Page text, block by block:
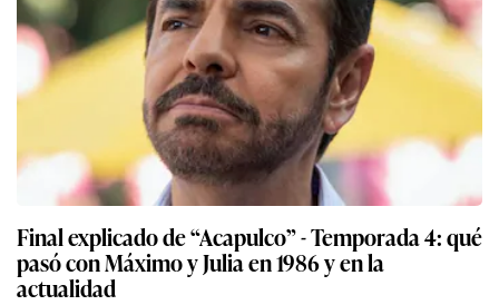
Final explicado de “Acapulco” - Temporada 4: qué
pasó con Máximo y Julia en 1986 y en la
actualidad